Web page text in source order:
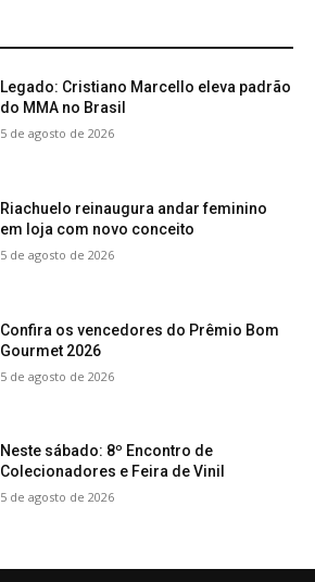
Legado: Cristiano Marcello eleva padrão
do MMA no Brasil
5 de agosto de 2026
Riachuelo reinaugura andar feminino
em loja com novo conceito
5 de agosto de 2026
Confira os vencedores do Prêmio Bom
Gourmet 2026
5 de agosto de 2026
Neste sábado: 8º Encontro de
Colecionadores e Feira de Vinil
5 de agosto de 2026